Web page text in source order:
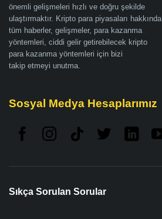
önemli gelişmeleri hızlı ve doğru şekilde
ulaştırmaktır. Kripto para piyasaları hakkında
tüm haberler, gelişmeler, para kazanma
yöntemleri, ciddi gelir getirebilecek kripto
para kazanma yöntemleri için bizi
takip etmeyi unutma.
Sosyal Medya Hesaplarımız
Sıkça Sorulan Sorular